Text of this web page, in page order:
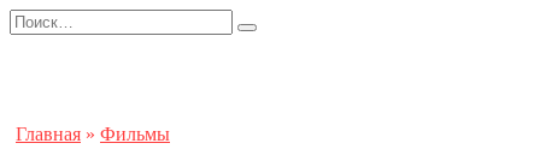
Перейти
к
Search
for:
Главная » Фильмы